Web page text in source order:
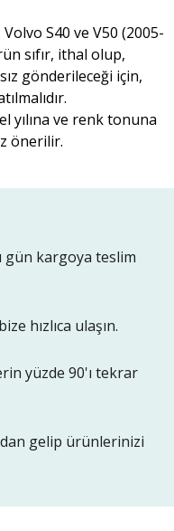
S40 ve V50 (2005-
sıfır, ithal olup,
gönderileceği için,
yılına ve renk tonuna
önerilir.
gün kargoya teslim
hızlıca ulaşın.
yüzde 90'ı tekrar
gelip ürünlerinizi